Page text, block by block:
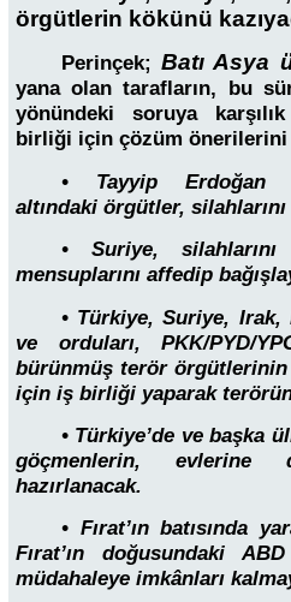
örgütlerin kökünü
Perinçek;Batı Asya
yana olan tarafların, bu
yönündeki soruya
birliği için çözüm önerilerini
• Tayyip Erdoğan
altındaki örgütler, silahlarını
• Suriye,
mensuplarını affedip
• Türkiye, Suriye,
ve orduları, PKK/PYD/
bürünmüş terör
için iş birliği yaparak
• Türkiye’de ve başka
göçmenlerin, evlerine
hazırlanacak.
• Fırat’ın batısında
Fırat’ın doğusundaki
müdahaleye imkânları